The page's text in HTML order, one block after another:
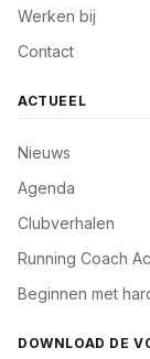
Werken bij
Contact
ACTUEEL
Nieuws
Agenda
Clubverhalen
Running Coach
Beginnen met
DOWNLOAD DE